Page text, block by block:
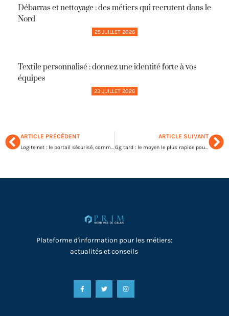
Débarras et nettoyage : des métiers qui recrutent dans le
Nord
25 JUILLET 2026
Textile personnalisé : donnez une identité forte à vos
équipes
23 JUILLET 2026
ARTICLE PRÉCÉDENT
Logitelnet : le portail sécurisé, comment accéder à vos comptes ?
ARTICLE SUIVANT
Gg tard : le moyen le plus rapide pour traduire sur mobile ?
Plateforme d'information pour les métiers:
actualités et conseils